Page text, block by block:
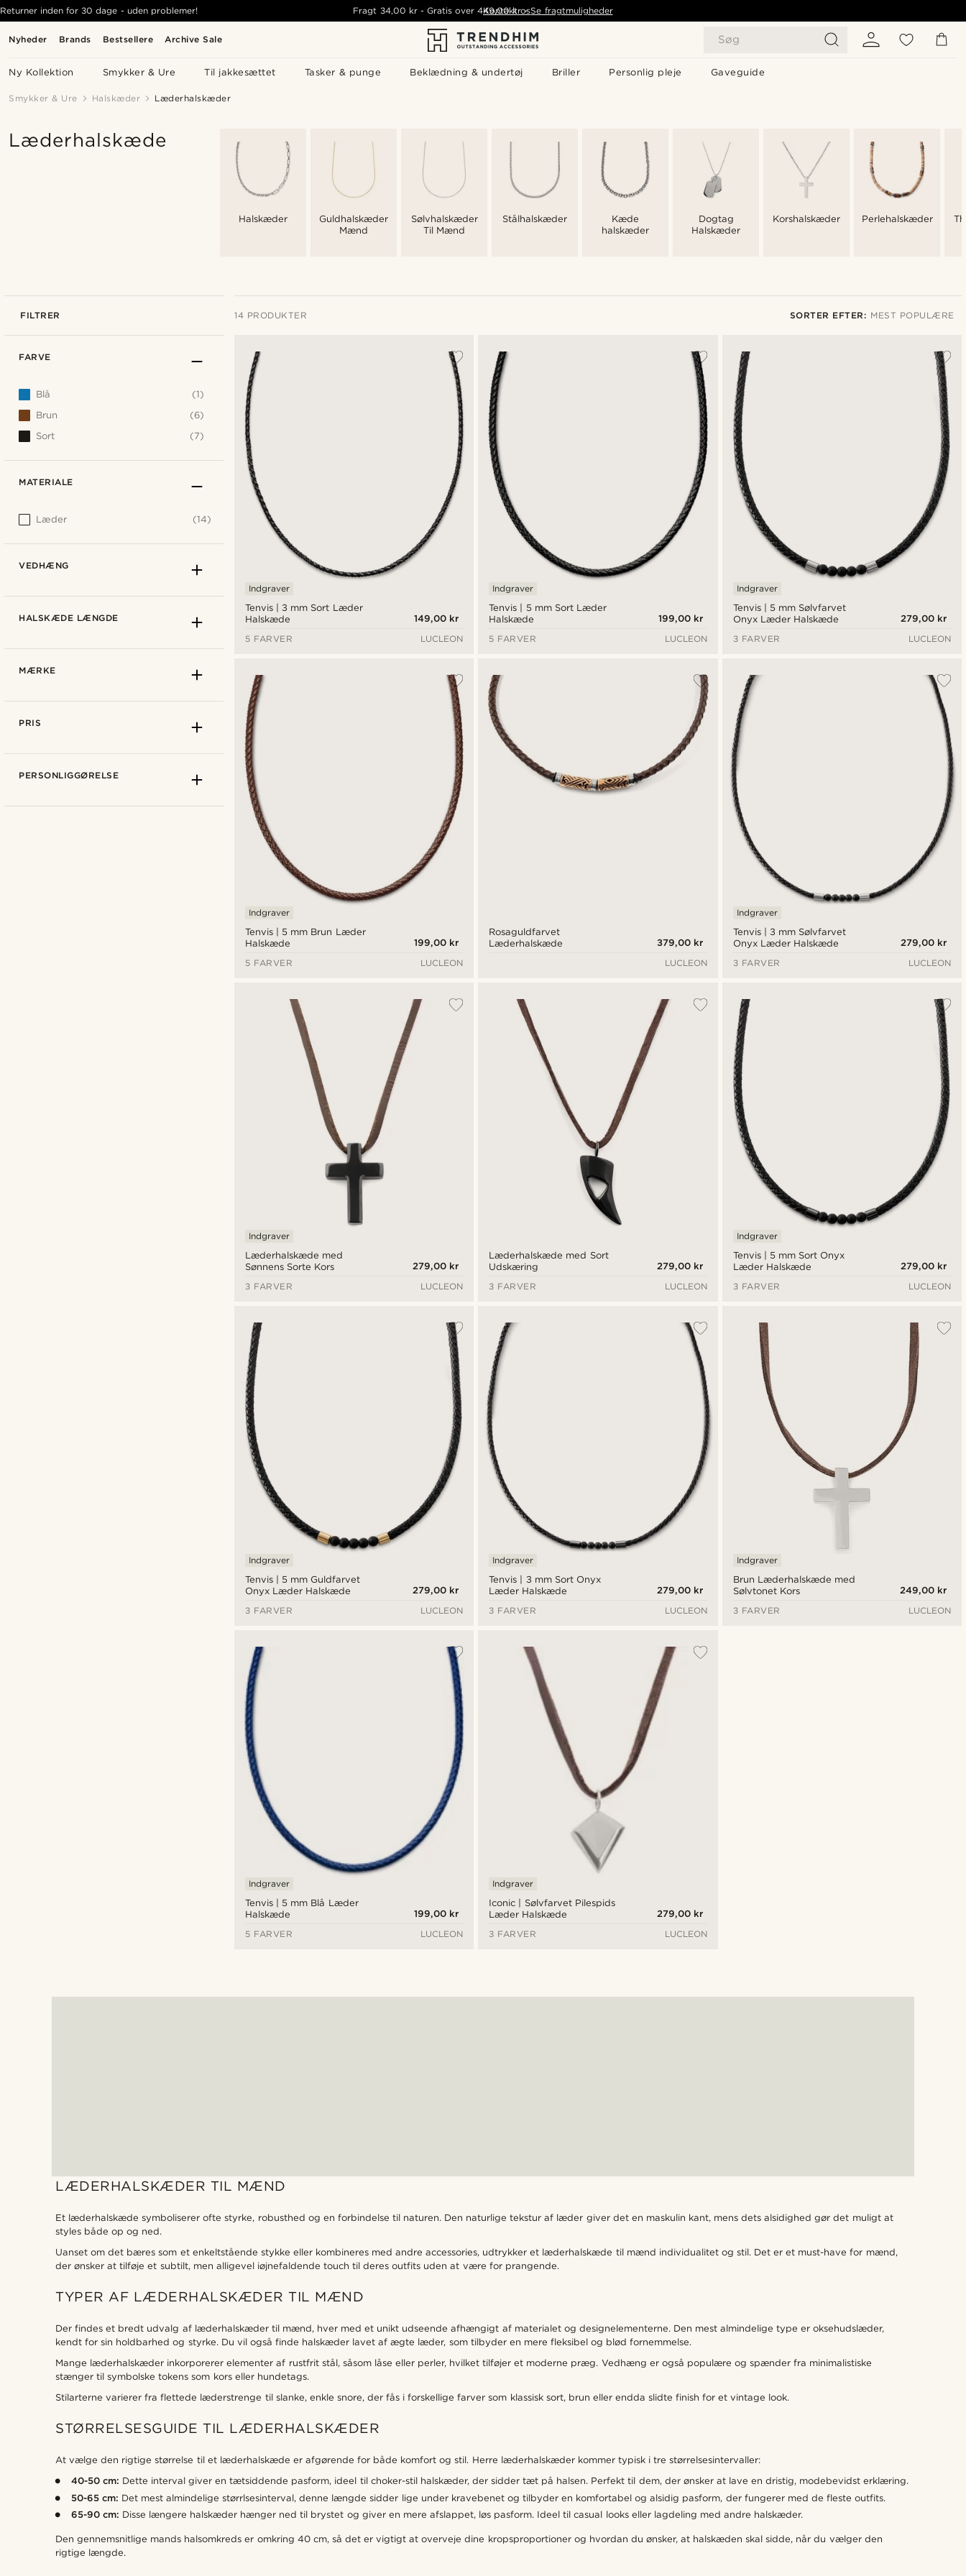
Nyheder Brands Bestsellere Archive Sale Søg
Ny Kollektion Smykker & Ure Til jakkesættet Tasker & punge Beklædning & undertøj Briller Personlig pleje Gaveguide
Returner inden for 30 dage - uden problemer! Fragt 34,00 kr- Gratis over 449,00 kr - Se fragtmuligheder
Kontakt os
Smykker & Ure Halskæder Læderhalskæder
Læderhalskæde
Halskæder
Guldhalskæder
Mænd
Sølvhalskæder
Til Mænd
Stålhalskæder
Kæde
halskæder
Dogtag
Halskæder
Korshalskæder Perlehalskæder
FILTRER 14 PRODUKTER SORTER EFTER: MEST POPULÆRE
Tenvis | 3 mm Sort Læder
Halskæde
Indgraver
149,00 kr
5 FARVER
LUCLEON
Tenvis | 5 mm Sort Læder
Halskæde
Indgraver
199,00 kr
5 FARVER
LUCLEON
Tenvis | 5 mm Sølvfarvet
Onyx Læder Halskæde
Indgraver
279,00 kr
3 FARVER
LUCLEON
Tenvis | 5 mm Brun Læder
Halskæde
Indgraver
199,00 kr
5 FARVER
LUCLEON
Rosaguldfarvet
Læderhalskæde
379,00 kr
LUCLEON
Tenvis | 3 mm Sølvfarvet
Onyx Læder Halskæde
Indgraver
279,00 kr
3 FARVER
LUCLEON
Læderhalskæde med
Sønnens Sorte Kors
Indgraver
279,00 kr
3 FARVER
LUCLEON
Læderhalskæde med Sort
Udskæring
279,00 kr
3 FARVER
LUCLEON
Tenvis | 5 mm Sort Onyx
Læder Halskæde
Indgraver
279,00 kr
3 FARVER
LUCLEON
Tenvis | 5 mm Guldfarvet
Onyx Læder Halskæde
Indgraver
279,00 kr
3 FARVER
LUCLEON
Tenvis | 3 mm Sort Onyx
Læder Halskæde
Indgraver
279,00 kr
3 FARVER
LUCLEON
Brun Læderhalskæde med
Sølvtonet Kors
Indgraver
249,00 kr
3 FARVER
LUCLEON
Tenvis | 5 mm Blå Læder
Halskæde
Indgraver
199,00 kr
5 FARVER
LUCLEON
Iconic | Sølvfarvet Pilespids
Læder Halskæde
Indgraver
279,00 kr
3 FARVER
LUCLEON
FARVE
Blå
(1)
Brun
(6)
Sort
(7)
MATERIALE
Læder (14)
VEDHÆNG
HALSKÆDE LÆNGDE
MÆRKE
PRIS
PERSONLIGGØRELSE
LÆDERHALSKÆDER TIL MÆND
Et læderhalskæde symboliserer ofte styrke, robusthed og en forbindelse til naturen. Den naturlige tekstur af læder giver det en maskulin kant, mens dets alsidighed gør det muligt at
styles både op og ned.
Uanset om det bæres som et enkeltstående stykke eller kombineres med andre accessories, udtrykker et læderhalskæde til mænd individualitet og stil. Det er et must-have for mænd,
der ønsker at tilføje et subtilt, men alligevel iøjnefaldende touch til deres outfits uden at være for prangende.
TYPER AF LÆDERHALSKÆDER TIL MÆND
Der findes et bredt udvalg af læderhalskæder til mænd, hver med et unikt udseende afhængigt af materialet og designelementerne. Den mest almindelige type er oksehudslæder,
kendt for sin holdbarhed og styrke. Du vil også finde halskæder lavet af ægte læder, som tilbyder en mere fleksibel og blød fornemmelse.
Mange læderhalskæder inkorporerer elementer af rustfrit stål, såsom låse eller perler, hvilket tilføjer et moderne præg. Vedhæng er også populære og spænder fra minimalistiske
stænger til symbolske tokens som kors eller hundetags.
Stilarterne varierer fra flettede læderstrenge til slanke, enkle snore, der fås i forskellige farver som klassisk sort, brun eller endda slidte finish for et vintage look.
STØRRELSESGUIDE TIL LÆDERHALSKÆDER
At vælge den rigtige størrelse til et læderhalskæde er afgørende for både komfort og stil. Herre læderhalskæder kommer typisk i tre størrelsesintervaller:
40-50 cm: Dette interval giver en tætsiddende pasform, ideel til choker-stil halskæder, der sidder tæt på halsen. Perfekt til dem, der ønsker at lave en dristig, modebevidst erklæring.
50-65 cm: Det mest almindelige størrlsesinterval, denne længde sidder lige under kravebenet og tilbyder en komfortabel og alsidig pasform, der fungerer med de fleste outfits.
65-90 cm: Disse længere halskæder hænger ned til brystet og giver en mere afslappet, løs pasform. Ideel til casual looks eller lagdeling med andre halskæder.
Den gennemsnitlige mands halsomkreds er omkring 40 cm, så det er vigtigt at overveje dine kropsproportioner og hvordan du ønsker, at halskæden skal sidde, når du vælger den
rigtige længde.